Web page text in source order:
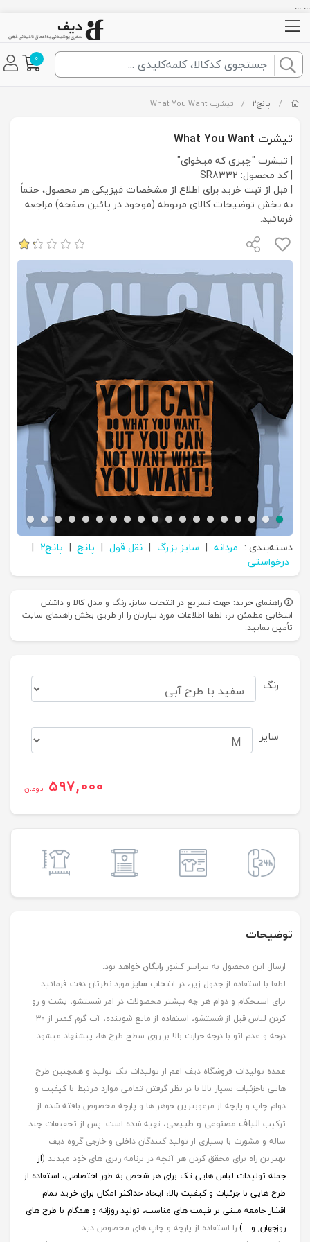
... ...
0
/ پانچ2 / تیشرت What You Want
تیشرت What You Want
| تیشرت "چیزی که میخوای"
| کد محصول: SR8332
| قبل از ثبت خرید برای اطلاع از مشخصات فیزیکی هر محصول، حتماً
به بخش توضیحات کالای مربوطه (موجود در پائین صفحه) مراجعه
فرمائید.
دسته‌بندی : مردانه | سایز بزرگ | نقل قول | پانچ | پانچ2
|
درخواستی
راهنمای خرید: جهت تسریع در انتخاب سایز، رنگ و مدل کالا و داشتن
انتخابی مطمئن تر، لطفا اطلاعات مورد نیازتان را از طریق بخش راهنمای سایت
تأمین نمایید.
رنگ
سایز
597,000 تومان
توضیحات
ارسال این محصول به سراسر کشور رایگانخواهد بود.
لطفا با استفاده از جدول زیر، در انتخاب سایز مورد نظرتان دقت فرمائید.
برای استحکام و دوام هر چه بیشتر محصولات در امر شستشو، پشت و رو
کردن لباس قبل از شستشو، استفاده از مایع شوینده، آب گرم کمتر از ۳۰
درجه و عدم اتو با درجه حرارت بالا بر روی سطح طرح ها، پیشنهاد میشود.
عمده تولیدات فروشگاه دیف اعم از تولیدات تک تولید و همچنین طرح
هایی باجزئیات بسیار بالا با در نظر گرفتن تمامی موارد مرتبط با کیفیت و
دوام چاپ و پارچه از مرغوبترین جوهر ها و پارچه مخصوص بافته شده از
ترکیب الیاف مصنوعی و طبیعی، تهیه شده است. پس از تحقیقات چند
ساله و مشورت با بسیاری از تولید کنندگان داخلی و خارجی گروه دیف
بهترین راه برای محقق کردن هر آنچه در برنامه ریزی های خود میدید (از
جمله تولیدات لباس هایی تک برای هر شخص به طور اختصاصی، استفاده از
طرح هایی با جزئیات و کیفیت بالا، ایجاد حداکثر امکان برای خرید تمام
اقشار جامعه مبنی بر قیمت های مناسب، تولید روزانه و همگام با طرح های
روزجهان, و ...)را استفاده از پارچه و چاپ های مخصوص دید.